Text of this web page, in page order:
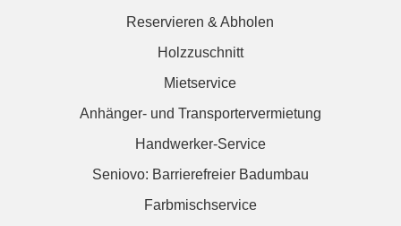
Reservieren & Abholen
Holzzuschnitt
Mietservice
Anhänger- und Transportervermietung
Handwerker-Service
Seniovo: Barrierefreier Badumbau
Farbmischservice